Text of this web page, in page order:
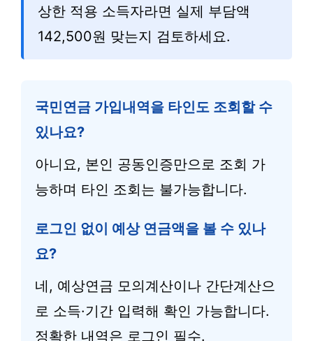
상한 적용 소득자라면 실제 부담액
142,500원 맞는지 검토하세요.
국민연금 가입내역을 타인도 조회할 수
있나요?
아니요, 본인 공동인증만으로 조회 가
능하며 타인 조회는 불가능합니다.
로그인 없이 예상 연금액을 볼 수 있나
요?
네, 예상연금 모의계산이나 간단계산으
로 소득·기간 입력해 확인 가능합니다.
정확한 내역은 로그인 필수.